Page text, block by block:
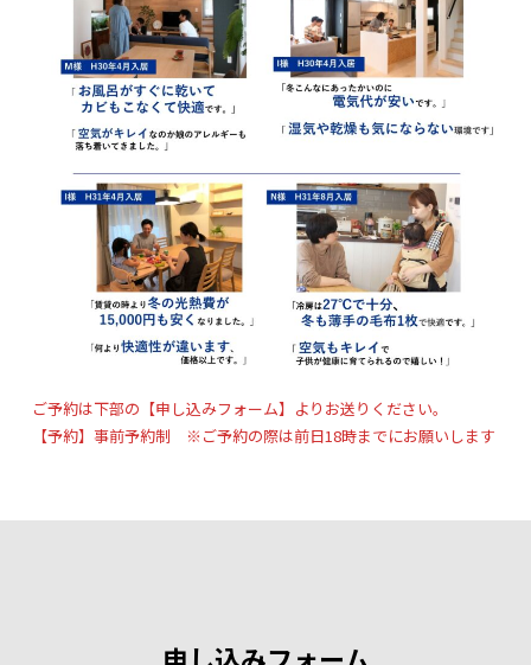
ご予約は下部の【申し込みフォーム】よりお送りください。
【予約】事前予約制 ※ご予約の際は前日18時までにお願いします